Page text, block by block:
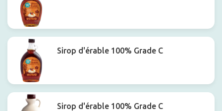
Sirop d'érable 100% Grade C
Sirop d'érable 100% Grade C